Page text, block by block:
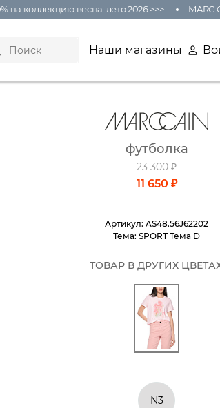
коллекцию весна-лето 2026 >>> MARC
Наши магазины
футболка
23 300 ₽
11 650 ₽
Артикул:AS48.56J62202
Тема:SPORT Тема D
ТОВАР В ДРУГИХ
N3